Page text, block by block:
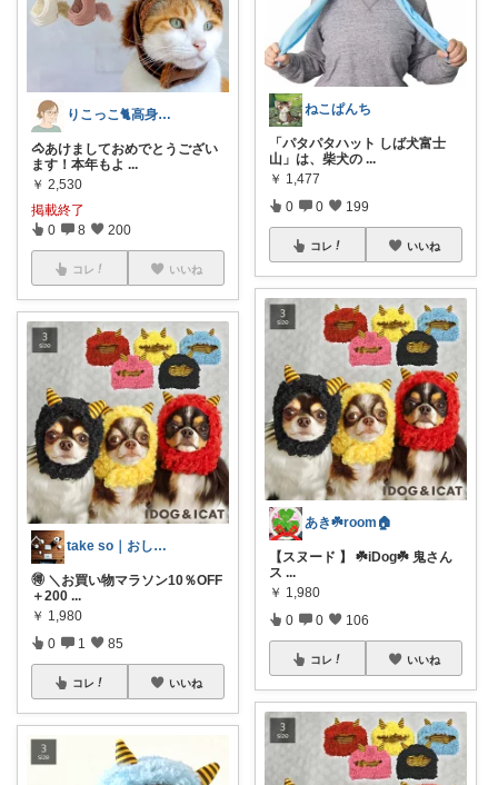
りこっこ🐈高身長の猫好き🐢
🐴あけましておめでとうござい
ます！本年もよ ...
￥ 2,530
掲載終了
0 8 200
コレ いいね
take so｜おしゃれ家電と便利グッズ
🉐 ＼お買い物マラソン10％OFF
＋200 ...
￥ 1,980
0 1 85
コレ いいね
ねこぱんち
「パタパタハット しば犬富士
山」は、柴犬の ...
￥ 1,477
0 0 199
コレ いいね
あき☘️room🏠
【スヌード 】 ☘️iDog☘️ 鬼さん
ス ...
￥ 1,980
0 0 106
コレ いいね